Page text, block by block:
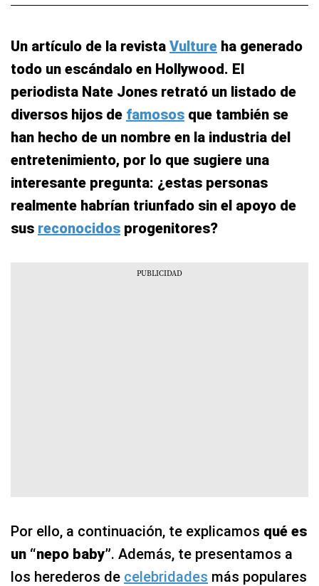
Un artículo de la revista Vulture ha generado
todo un escándalo en Hollywood. El
periodista Nate Jones retrató un listado de
diversos hijos de famosos que también se
han hecho de un nombre en la industria del
entretenimiento, por lo que sugiere una
interesante pregunta: ¿estas personas
realmente habrían triunfado sin el apoyo de
sus reconocidos progenitores?
Por ello, a continuación, te explicamos qué es
un “nepo baby”. Además, te presentamos a
los herederos de celebridades más populares